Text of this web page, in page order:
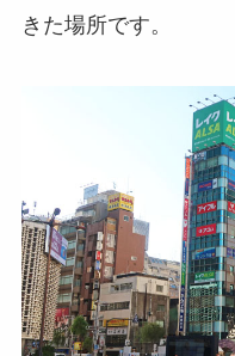
きた場所です。